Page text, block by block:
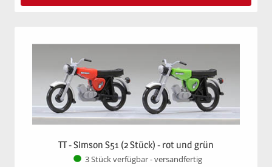
TT - Simson S51 (2 Stück) - rot und grün
3 Stück verfügbar - versandfertig